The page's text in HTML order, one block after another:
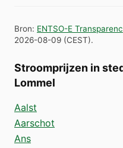
Bron: ENTSO-E
2026-08-09 (CEST).
Stroomprijzen in
Lommel
Aalst
Aarschot
Ans